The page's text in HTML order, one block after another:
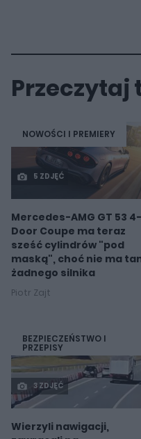
Przeczytaj
NOWOŚCI I PREMIERY
5 ZDJĘĆ
Mercedes-AMG GT 53 4-
Door Coupe ma teraz
sześć cylindrów "pod
maską", choć nie ma
żadnego silnika
Piotr Zajt
BEZPIECZEŃSTWO I
PRZEPISY
3 ZDJĘĆ
Wierzyli nawigacji,